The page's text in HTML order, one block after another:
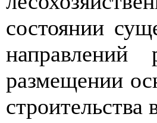
состоянии сущ
направлений
размещении
строительства